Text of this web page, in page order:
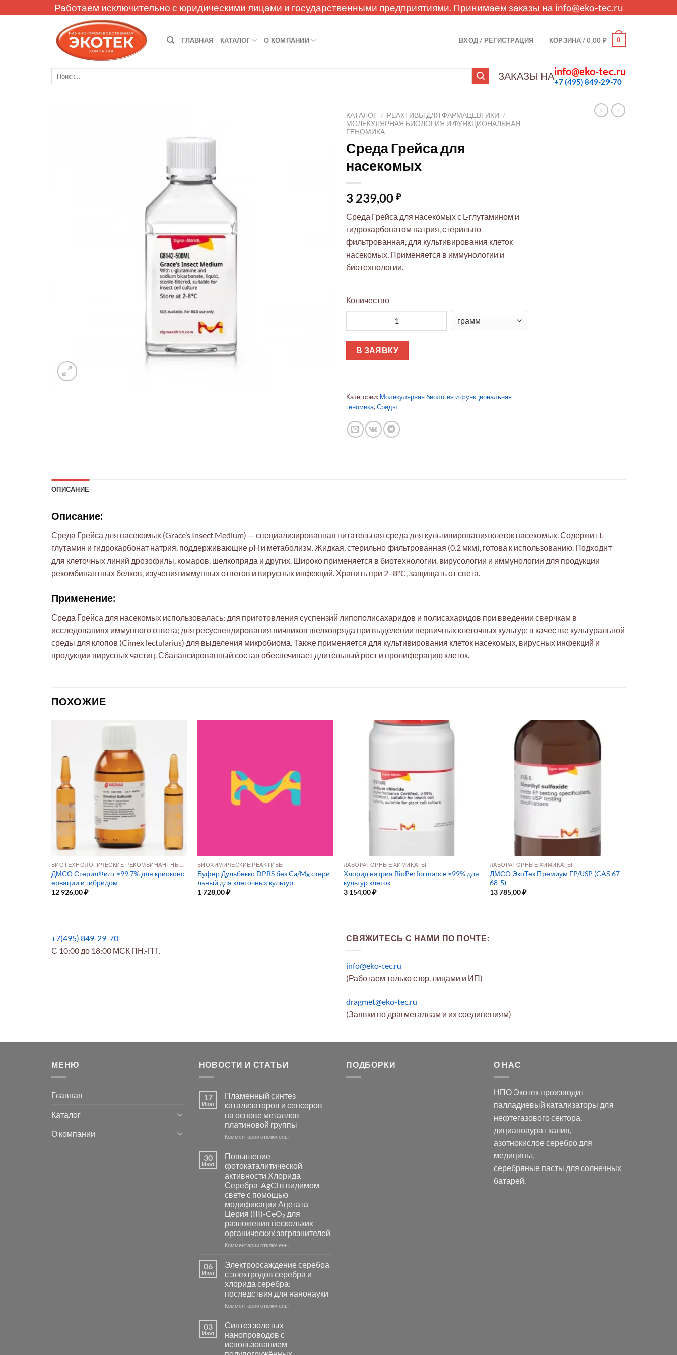
to
Работаем исключительно с юридическими лицами и государственными предприятиями. Принимаем заказы на info@eko-tec.ru
ГЛАВНАЯ КАТАЛОГ О КОМПАНИИ ВХОД / РЕГИСТРАЦИЯ КОРЗИНА /0,00 ₽ 0
ЗАКАЗЫ НАinfo@eko-tec.ru
+7 (495) 849-29-70
КАТАЛОГ / РЕАКТИВЫ ДЛЯ ФАРМАЦЕВТИКИ /
МОЛЕКУЛЯРНАЯ БИОЛОГИЯ И ФУНКЦИОНАЛЬНАЯ
ГЕНОМИКА
Среда Грейса для
насекомых
3 239,00 ₽
Среда Грейса для насекомых с L-глутамином и
гидрокарбонатом натрия, стерильно
фильтрованная, для культивирования клеток
насекомых. Применяется в иммунологии и
биотехнологии.
Количество
В ЗАЯВКУ
Категории: Молекулярная биология и функциональная
геномика, Среды
ОПИСАНИЕ
Описание:
Среда Грейса для насекомых (Grace’s Insect Medium) — специализированная питательная среда для культивирования клеток насекомых. Содержит L-
глутамин и гидрокарбонат натрия, поддерживающие pH и метаболизм. Жидкая, стерильно фильтрованная (0.2 мкм), готова к использованию. Подходит
для клеточных линий дрозофилы, комаров, шелкопряда и других. Широко применяется в биотехнологии, вирусологии и иммунологии для продукции
рекомбинантных белков, изучения иммунных ответов и вирусных инфекций. Хранить при 2–8°C, защищать от света.
Применение:
Среда Грейса для насекомых использовалась: для приготовления суспензий липополисахаридов и полисахаридов при введении сверчкам в
исследованиях иммунного ответа; для ресуспендирования яичников шелкопряда при выделении первичных клеточных культур; в качестве культуральной
среды для клопов (Cimex lectularius) для выделения микробиома. Также применяется для культивирования клеток насекомых, вирусных инфекций и
продукции вирусных частиц. Сбалансированный состав обеспечивает длительный рост и пролиферацию клеток.
ПОХОЖИЕ
ДМСО СтерилФилт ≥99.7% для криоконс
ервации и гибридом
12 926,00₽
БИОХИМИЧЕСКИЕ РЕАКТИВЫ
Буфер Дульбекко DPBS без Ca/Mg стери
льный для клеточных культур
1 728,00₽
ЛАБОРАТОРНЫЕ ХИМИКАТЫ
Хлорид натрия BioPerformance ≥99% для
культур клеток
3 154,00₽
ЛАБОРАТОРНЫЕ ХИМИКАТЫ
ДМСО ЭкоТек Премиум EP/USP (CAS 67-
68-5)
13 785,00₽
+7(495) 849-29-70
С 10:00 до 18:00 МСК ПН.-ПТ.
СВЯЖИТЕСЬ С НАМИ ПО ПОЧТЕ:
info@eko-tec.ru
(Работаем только с юр. лицами и ИП)
dragmet@eko-tec.ru
(Заявки по драгметаллам и их соединениям)
МЕНЮ
Главная
Каталог
О компании
НОВОСТИ И СТАТЬИ
17
Июн
Пламенный синтез
катализаторов и сенсоров
на основе металлов
платиновой группы
Комментариик
синтез
катализаторов
и
сенсоров
на
основе
металлов
платиновой
группы
отключены
30
Июл
Повышение
фотокаталитической
активности Хлорида
Серебра-AgCl в видимом
свете с помощью
модификации Ацетата
Церия (III)-CeO₂ для
разложения нескольких
органических загрязнителей
Комментариик
фотокаталитической
активности
Хлорида
Серебра-
AgCl
свете
с
помощью
отключены
06
Июл
Электроосаждение серебра
с электродов серебра и
хлорида серебра:
последствия для нанонауки
Комментариик
серебра
с
электродов
отключены
03
Июл
Синтез золотых
нанопроводов с
использованием
ПОДБОРКИ О НАС
НПО Экотек производит
палладиевый катализаторы для
нефтегазового сектора,
дицианоаурат калия,
азотнокислое серебродля
медицины,
серебряные пасты для солнечных
батарей.